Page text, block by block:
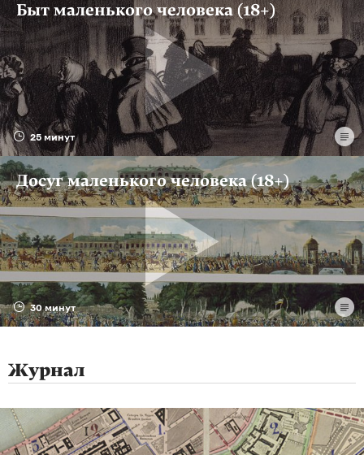
25 минут
Быт маленького человека (18+)
30 минут
Досуг маленького человека (18+)
Журнал